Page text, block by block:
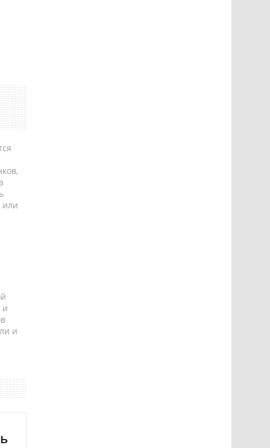
или
и
и